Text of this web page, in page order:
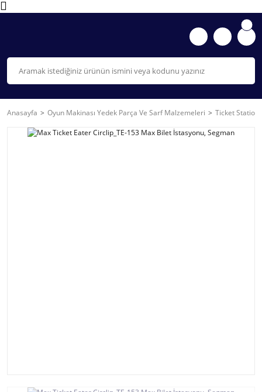
Anasayfa Oyun Makinası Yedek Parça Ve Sarf Malzemeleri Ticket